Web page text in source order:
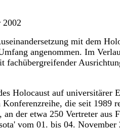
2002
mit dem
angenommen. Im
Holocaust auf universitärer
die seit 1989
der etwa 250 Vertreter aus
vom 01. bis 04. November